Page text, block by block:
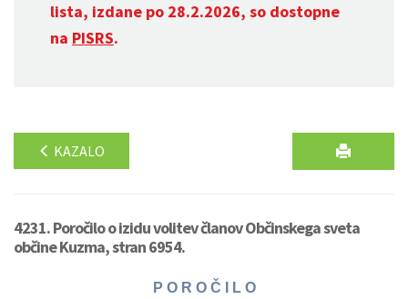
lista, izdane po 28.2.2026, so dostopne
na PISRS.
KAZALO
4231. Poročilo o izidu volitev članov Občinskega sveta
občine Kuzma, stran 6954.
P O R O Č I L O